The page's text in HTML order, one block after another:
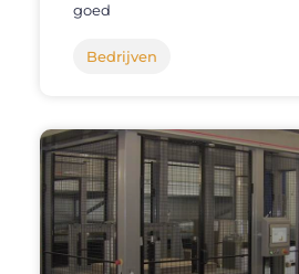
goed
Bedrijven